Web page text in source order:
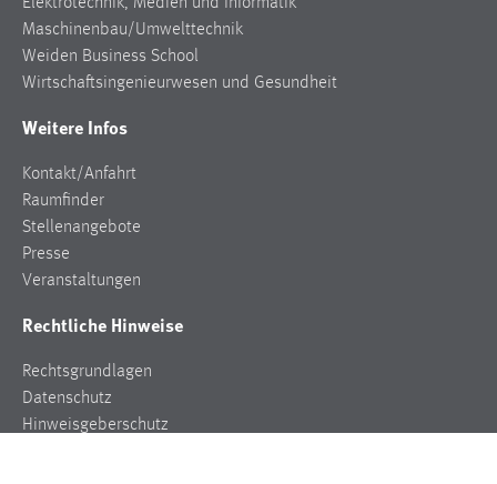
Elektrotechnik, Medien und Informatik
Maschinenbau/Umwelttechnik
Weiden Business School
Wirtschaftsingenieurwesen und Gesundheit
Weitere Infos
Kontakt/Anfahrt
Raumfinder
Stellenangebote
Presse
Veranstaltungen
Rechtliche Hinweise
Rechtsgrundlagen
Datenschutz
Hinweisgeberschutz
Conversion-Tracking
Cookie Laufzeit:
3 Monate
Facebook Pixel
Name:
_fbp
Facebook
Zweck:
Cookie Laufzeit:
3 Monate